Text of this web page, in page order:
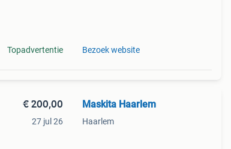
Topadvertentie Bezoek website
€ 200,00
27 jul 26
Maskita Haarlem
Haarlem